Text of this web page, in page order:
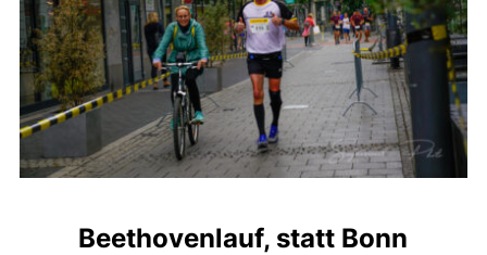
Beethovenlauf, statt Bonn